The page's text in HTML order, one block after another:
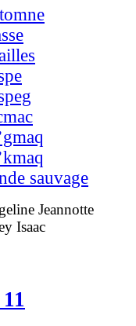
sauvage
Jeannotte
Isaac